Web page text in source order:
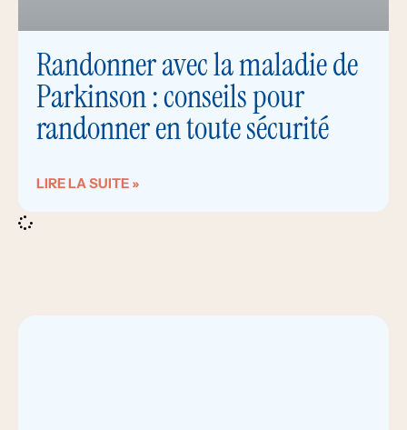
Randonner avec la maladie de
Parkinson : conseils pour
randonner en toute sécurité
LIRE LA SUITE »